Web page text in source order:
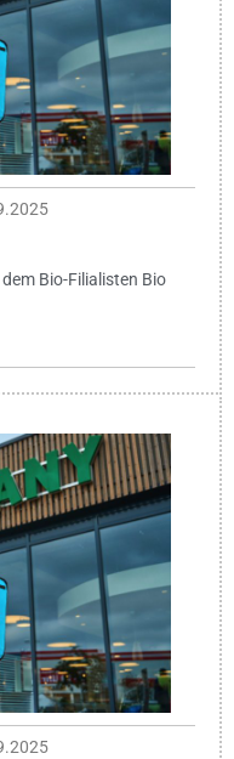
Bio-Filialisten Bio